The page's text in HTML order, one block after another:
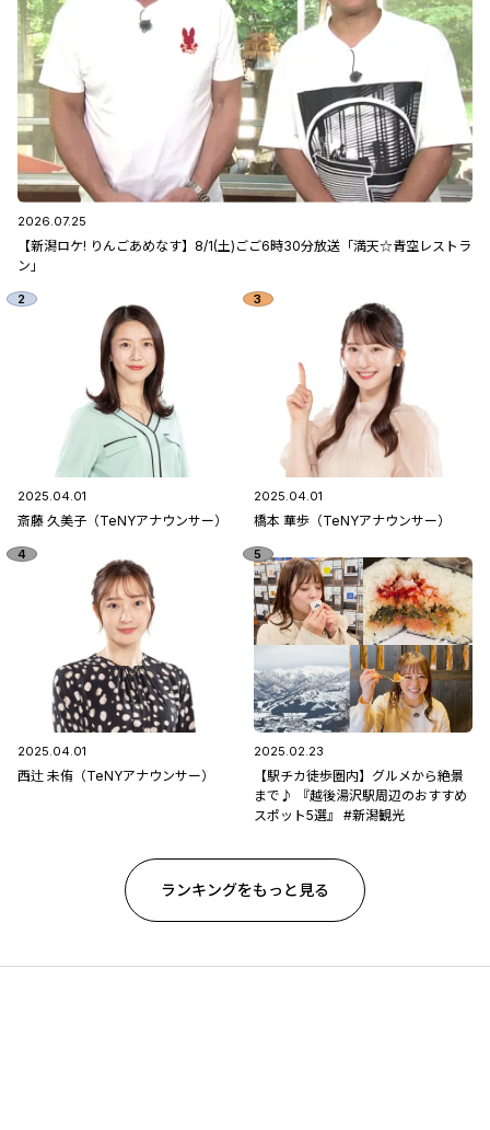
2026.07.25
【新潟ロケ! りんごあめなす】8/1(土)ごご6時30分放送「満天☆青空レストラ
ン」
2025.04.01
斎藤 久美子（TeNYアナウンサー）
2025.04.01
橋本 華歩（TeNYアナウンサー）
2025.04.01
西辻 未侑（TeNYアナウンサー）
2025.02.23
【駅チカ徒歩圏内】グルメから絶景
まで♪ 『越後湯沢駅周辺のおすすめ
スポット5選』 #新潟観光
ランキングをもっと見る